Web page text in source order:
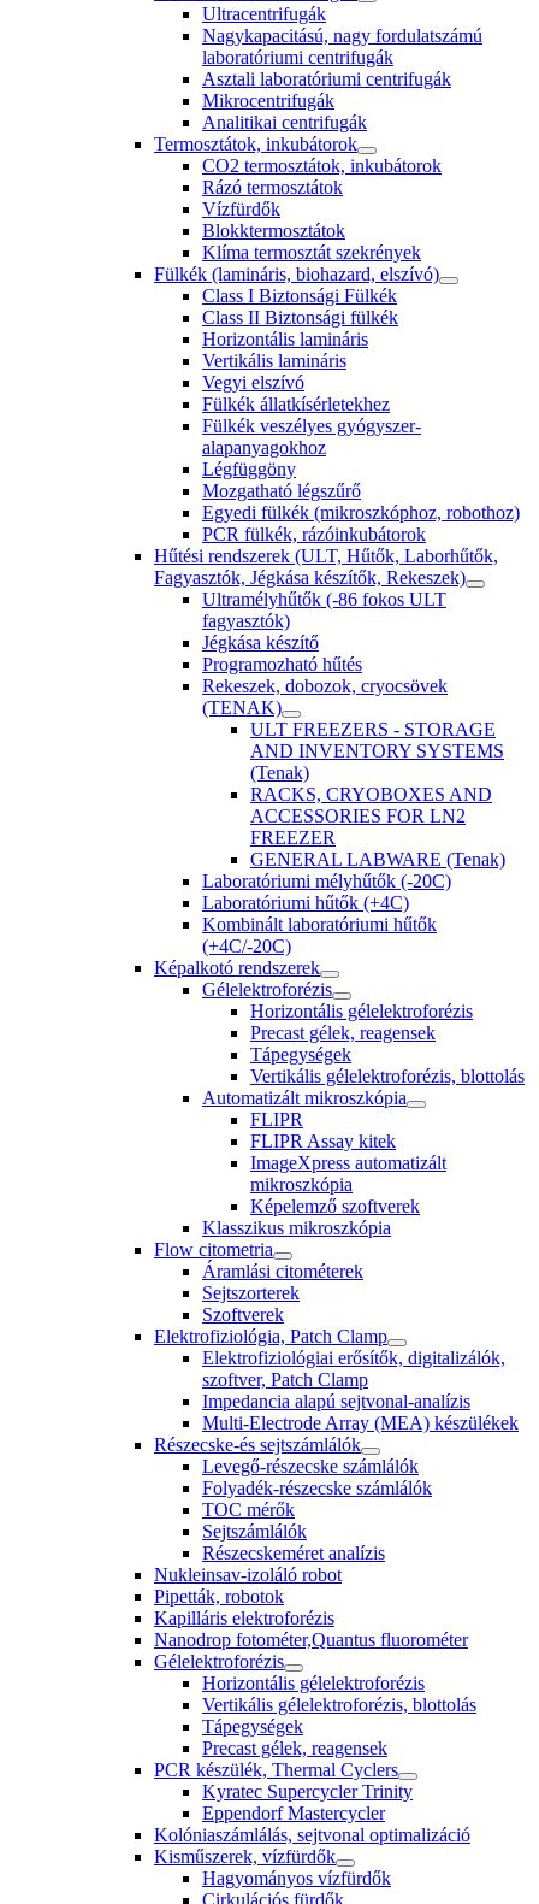
Ultracentrifugák
Nagykapacitású, nagy fordulatszámú
laboratóriumi centrifugák
Asztali laboratóriumi centrifugák
Mikrocentrifugák
Analitikai centrifugák
Termosztátok, inkubátorok
CO2 termosztátok, inkubátorok
Rázó termosztátok
Vízfürdők
Blokktermosztátok
Klíma termosztát szekrények
Fülkék (lamináris, biohazard, elszívó)
Class I Biztonsági Fülkék
Class II Biztonsági fülkék
Horizontális lamináris
Vertikális lamináris
Vegyi elszívó
Fülkék állatkísérletekhez
Fülkék veszélyes gyógyszer-
alapanyagokhoz
Légfüggöny
Mozgatható légszűrő
Egyedi fülkék (mikroszkóphoz, robothoz)
PCR fülkék, rázóinkubátorok
Hűtési rendszerek (ULT, Hűtők, Laborhűtők,
Fagyasztók, Jégkása készítők, Rekeszek)
Ultramélyhűtők (-86 fokos ULT
fagyasztók)
Jégkása készítő
Programozható hűtés
Rekeszek, dobozok, cryocsövek
(TENAK)
ULT FREEZERS - STORAGE
AND INVENTORY SYSTEMS
(Tenak)
RACKS, CRYOBOXES AND
ACCESSORIES FOR LN2
FREEZER
GENERAL LABWARE (Tenak)
Laboratóriumi mélyhűtők (-20C)
Laboratóriumi hűtők (+4C)
Kombinált laboratóriumi hűtők
(+4C/-20C)
Képalkotó rendszerek
Gélelektroforézis
Horizontális gélelektroforézis
Precast gélek, reagensek
Tápegységek
Vertikális gélelektroforézis, blottolás
Automatizált mikroszkópia
FLIPR
FLIPR Assay kitek
ImageXpress automatizált
mikroszkópia
Képelemző szoftverek
Klasszikus mikroszkópia
Flow citometria
Áramlási citométerek
Sejtszorterek
Szoftverek
Elektrofiziológia, Patch Clamp
Elektrofiziológiai erősítők, digitalizálók,
szoftver, Patch Clamp
Impedancia alapú sejtvonal-analízis
Multi-Electrode Array (MEA) készülékek
Részecske-és sejtszámlálók
Levegő-részecske számlálók
Folyadék-részecske számlálók
TOC mérők
Sejtszámlálók
Részecskeméret analízis
Nukleinsav-izoláló robot
Pipetták, robotok
Kapilláris elektroforézis
Nanodrop fotométer,Quantus fluorométer
Gélelektroforézis
Horizontális gélelektroforézis
Vertikális gélelektroforézis, blottolás
Tápegységek
Precast gélek, reagensek
PCR készülék, Thermal Cyclers
Kyratec Supercycler Trinity
Eppendorf Mastercycler
Kolóniaszámlálás, sejtvonal optimalizáció
Kisműszerek, vízfürdők
Hagyományos vízfürdők
Cirkulációs fürdők